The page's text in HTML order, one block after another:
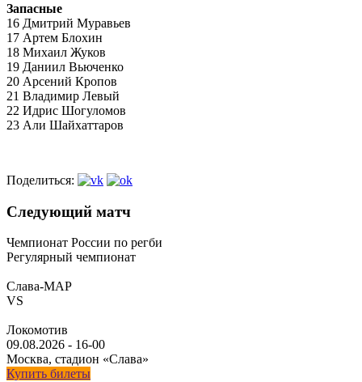
Запасные
16 Дмитрий Муравьев
17 Артем Блохин
18 Михаил Жуков
19 Даниил Вьюченко
20 Арсений Кропов
21 Владимир Левый
22 Идрис Шогуломов
23 Али Шайхаттаров
Поделиться:
Следующий матч
Чемпионат России по регби
Регулярный чемпионат
Слава-МАР
VS
Локомотив
09.08.2026 - 16-00
Москва, стадион «Слава»
Купить билеты